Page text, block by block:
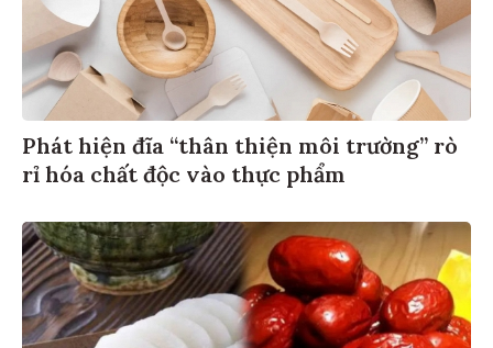
Phát hiện đĩa “thân thiện môi trường” rò
rỉ hóa chất độc vào thực phẩm